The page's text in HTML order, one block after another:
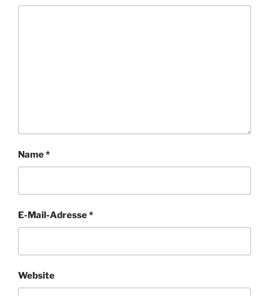
Name*
E-Mail-Adresse*
Website